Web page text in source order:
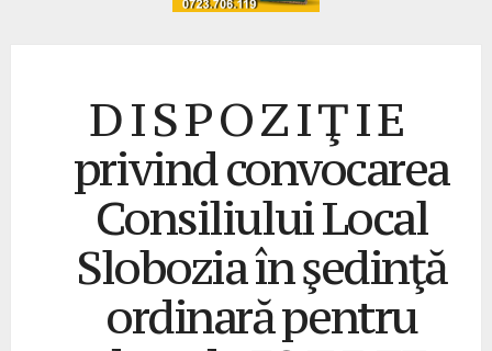
D I S P O Z I Ţ I E
privind convocarea
Consiliului Local
Slobozia în şedinţă
ordinară pentru